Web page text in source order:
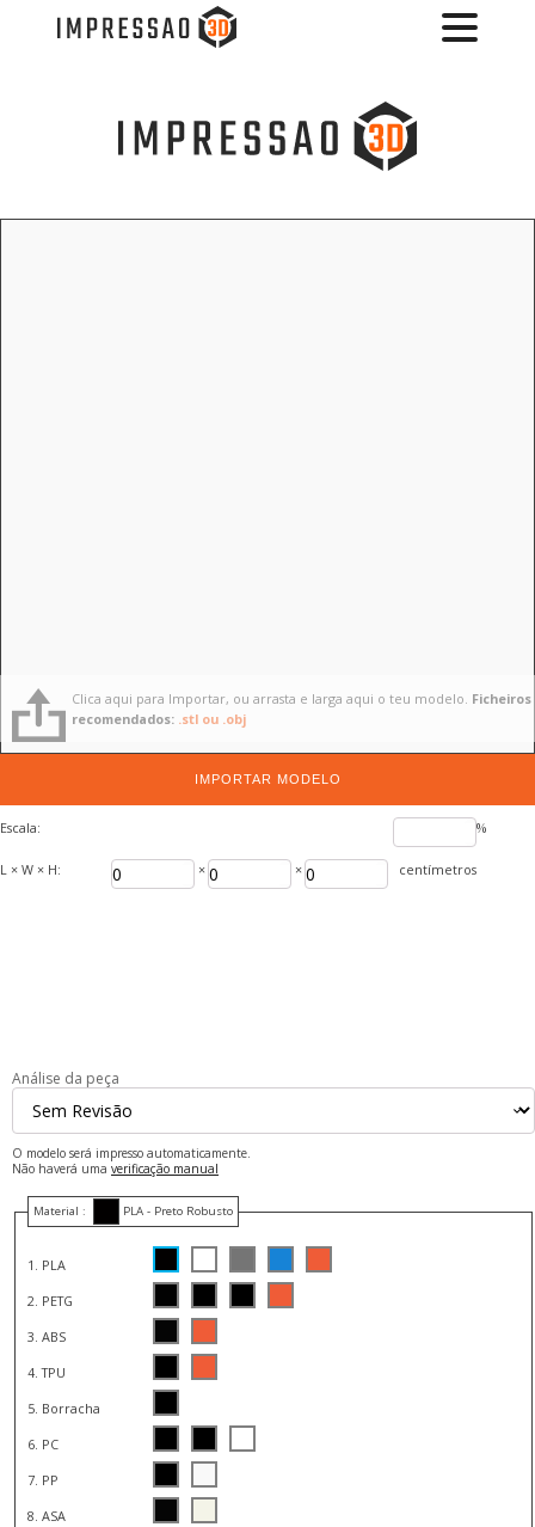
Clica aqui para Importar, ou arrasta e larga aqui o teu modelo. Ficheiros
recomendados: .stl ou .obj
IMPORTAR MODELO
Escala: %
L × W × H: × × centímetros
Análise da peça
O modelo será impresso automaticamente.
Não haverá uma verificação manual
Material : PLA - Preto Robusto
1. PLA
2. PETG
3. ABS
4. TPU
5. Borracha
6. PC
7. PP
8. ASA